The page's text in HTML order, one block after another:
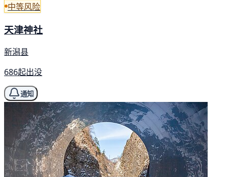
中等风险
天津神社
新潟县
686起出没
通知